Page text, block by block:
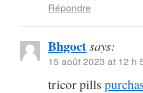
Répondre
Bhgoctsays:
15 août 2023 at 12 h
tricor pills